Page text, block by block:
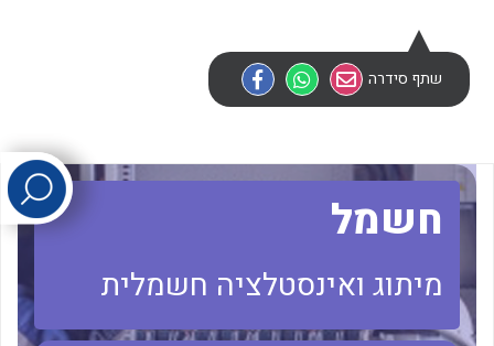
לכל מוצרי היצרן
לכל מוצרי היצרן לכל מוצרי היצרן
שתף סידרה
חשמל
מיתוג ואינסטלציה חשמלית